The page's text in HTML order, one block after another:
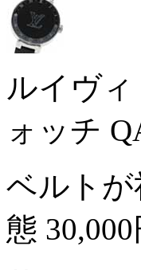
ルイヴ
ォッチ
ベルト
態 30,000